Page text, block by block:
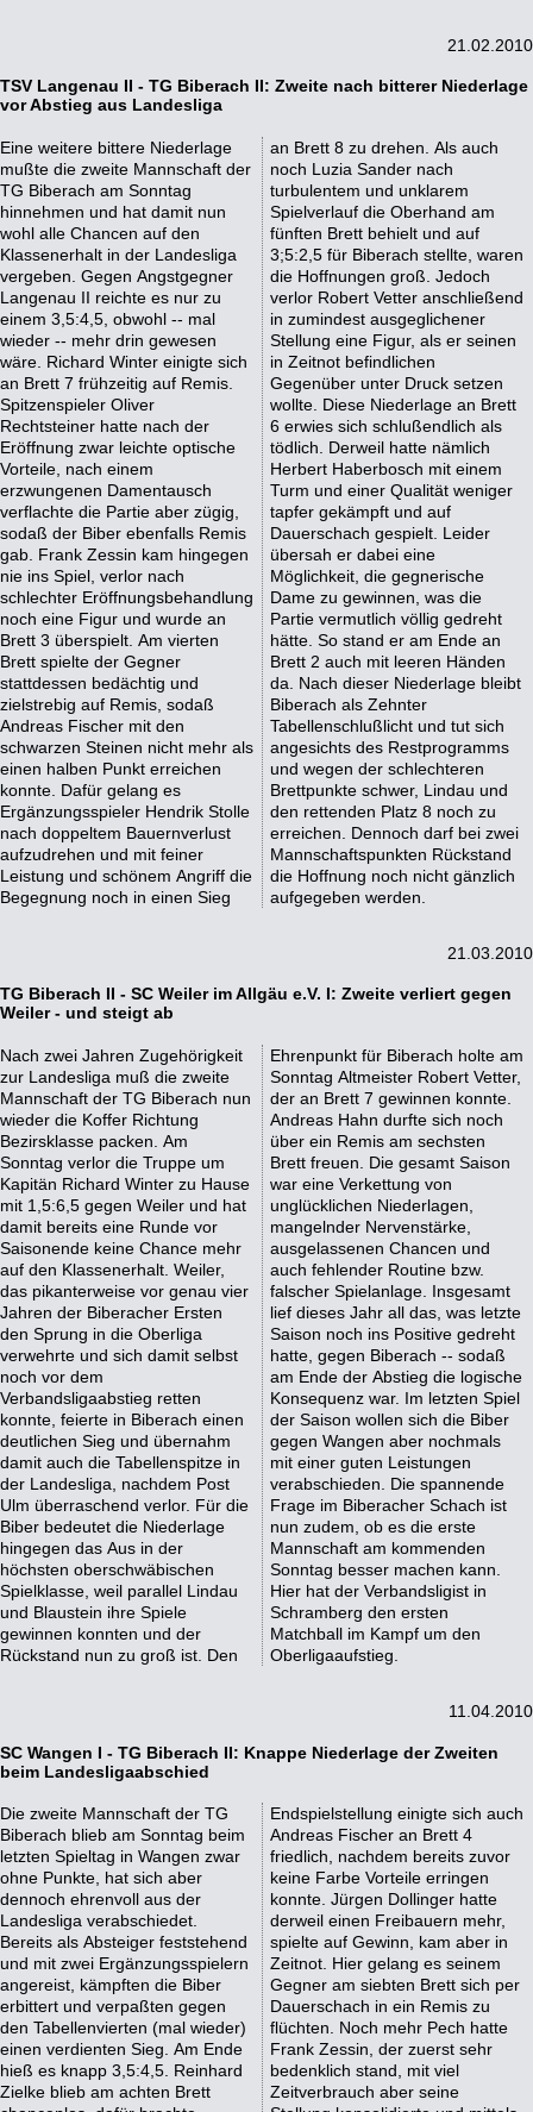
21.02.2010
TSV Langenau II - TG Biberach II: Zweite nach bitterer Niederlage
vor Abstieg aus Landesliga
Eine weitere bittere Niederlage
mußte die zweite Mannschaft der
TG Biberach am Sonntag
hinnehmen und hat damit nun
wohl alle Chancen auf den
Klassenerhalt in der Landesliga
vergeben. Gegen Angstgegner
Langenau II reichte es nur zu
einem 3,5:4,5, obwohl -- mal
wieder -- mehr drin gewesen
wäre. Richard Winter einigte sich
an Brett 7 frühzeitig auf Remis.
Spitzenspieler Oliver
Rechtsteiner hatte nach der
Eröffnung zwar leichte optische
Vorteile, nach einem
erzwungenen Damentausch
verflachte die Partie aber zügig,
sodaß der Biber ebenfalls Remis
gab. Frank Zessin kam hingegen
nie ins Spiel, verlor nach
schlechter Eröffnungsbehandlung
noch eine Figur und wurde an
Brett 3 überspielt. Am vierten
Brett spielte der Gegner
stattdessen bedächtig und
zielstrebig auf Remis, sodaß
Andreas Fischer mit den
schwarzen Steinen nicht mehr als
einen halben Punkt erreichen
konnte. Dafür gelang es
Ergänzungsspieler Hendrik Stolle
nach doppeltem Bauernverlust
aufzudrehen und mit feiner
Leistung und schönem Angriff die
Begegnung noch in einen Sieg
an Brett 8 zu drehen. Als auch
noch Luzia Sander nach
turbulentem und unklarem
Spielverlauf die Oberhand am
fünften Brett behielt und auf
3;5:2,5 für Biberach stellte, waren
die Hoffnungen groß. Jedoch
verlor Robert Vetter anschließend
in zumindest ausgeglichener
Stellung eine Figur, als er seinen
in Zeitnot befindlichen
Gegenüber unter Druck setzen
wollte. Diese Niederlage an Brett
6 erwies sich schlußendlich als
tödlich. Derweil hatte nämlich
Herbert Haberbosch mit einem
Turm und einer Qualität weniger
tapfer gekämpft und auf
Dauerschach gespielt. Leider
übersah er dabei eine
Möglichkeit, die gegnerische
Dame zu gewinnen, was die
Partie vermutlich völlig gedreht
hätte. So stand er am Ende an
Brett 2 auch mit leeren Händen
da. Nach dieser Niederlage bleibt
Biberach als Zehnter
Tabellenschlußlicht und tut sich
angesichts des Restprogramms
und wegen der schlechteren
Brettpunkte schwer, Lindau und
den rettenden Platz 8 noch zu
erreichen. Dennoch darf bei zwei
Mannschaftspunkten Rückstand
die Hoffnung noch nicht gänzlich
aufgegeben werden.
21.03.2010
TG Biberach II - SC Weiler im Allgäu e.V. I: Zweite verliert gegen
Weiler - und steigt ab
Nach zwei Jahren Zugehörigkeit
zur Landesliga muß die zweite
Mannschaft der TG Biberach nun
wieder die Koffer Richtung
Bezirsklasse packen. Am
Sonntag verlor die Truppe um
Kapitän Richard Winter zu Hause
mit 1,5:6,5 gegen Weiler und hat
damit bereits eine Runde vor
Saisonende keine Chance mehr
auf den Klassenerhalt. Weiler,
das pikanterweise vor genau vier
Jahren der Biberacher Ersten
den Sprung in die Oberliga
verwehrte und sich damit selbst
noch vor dem
Verbandsligaabstieg retten
konnte, feierte in Biberach einen
deutlichen Sieg und übernahm
damit auch die Tabellenspitze in
der Landesliga, nachdem Post
Ulm überraschend verlor. Für die
Biber bedeutet die Niederlage
hingegen das Aus in der
höchsten oberschwäbischen
Spielklasse, weil parallel Lindau
und Blaustein ihre Spiele
gewinnen konnten und der
Rückstand nun zu groß ist. Den
Ehrenpunkt für Biberach holte am
Sonntag Altmeister Robert Vetter,
der an Brett 7 gewinnen konnte.
Andreas Hahn durfte sich noch
über ein Remis am sechsten
Brett freuen. Die gesamt Saison
war eine Verkettung von
unglücklichen Niederlagen,
mangelnder Nervenstärke,
ausgelassenen Chancen und
auch fehlender Routine bzw.
falscher Spielanlage. Insgesamt
lief dieses Jahr all das, was letzte
Saison noch ins Positive gedreht
hatte, gegen Biberach -- sodaß
am Ende der Abstieg die logische
Konsequenz war. Im letzten Spiel
der Saison wollen sich die Biber
gegen Wangen aber nochmals
mit einer guten Leistungen
verabschieden. Die spannende
Frage im Biberacher Schach ist
nun zudem, ob es die erste
Mannschaft am kommenden
Sonntag besser machen kann.
Hier hat der Verbandsligist in
Schramberg den ersten
Matchball im Kampf um den
Oberligaaufstieg.
11.04.2010
SC Wangen I - TG Biberach II: Knappe Niederlage der Zweiten
beim Landesligaabschied
Die zweite Mannschaft der TG
Biberach blieb am Sonntag beim
letzten Spieltag in Wangen zwar
ohne Punkte, hat sich aber
dennoch ehrenvoll aus der
Landesliga verabschiedet.
Bereits als Absteiger feststehend
und mit zwei Ergänzungsspielern
angereist, kämpften die Biber
erbittert und verpaßten gegen
den Tabellenvierten (mal wieder)
einen verdienten Sieg. Am Ende
hieß es knapp 3,5:4,5. Reinhard
Zielke blieb am achten Brett
Endspielstellung einigte sich auch
Andreas Fischer an Brett 4
friedlich, nachdem bereits zuvor
keine Farbe Vorteile erringen
konnte. Jürgen Dollinger hatte
derweil einen Freibauern mehr,
spielte auf Gewinn, kam aber in
Zeitnot. Hier gelang es seinem
Gegner am siebten Brett sich per
Dauerschach in ein Remis zu
flüchten. Noch mehr Pech hatte
Frank Zessin, der zuerst sehr
bedenklich stand, mit viel
Zeitverbrauch aber seine